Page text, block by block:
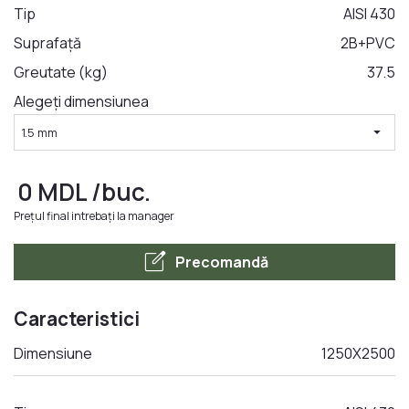
LA COMANDA
Tip
AISI 430
Suprafață
2B+PVC
Greutate (kg)
37.5
Alegeți dimensiunea
1.5 mm arrow_drop_down
0 MDL/buc.
Prețul final intrebați la manager
edit_square Precomandă
Caracteristici
Dimensiune 1250Х2500